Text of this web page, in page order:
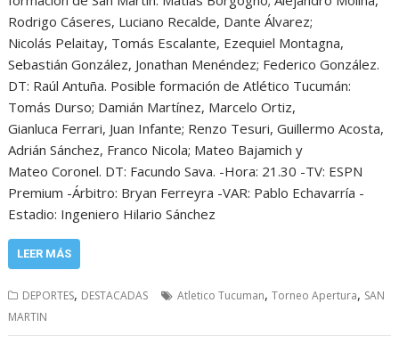
Rodrigo Cáseres, Luciano Recalde, Dante Álvarez;
Nicolás Pelaitay, Tomás Escalante, Ezequiel Montagna,
Sebastián González, Jonathan Menéndez; Federico González.
DT: Raúl Antuña. Posible formación de Atlético Tucumán:
Tomás Durso; Damián Martínez, Marcelo Ortiz,
Gianluca Ferrari, Juan Infante; Renzo Tesuri, Guillermo Acosta,
Adrián Sánchez, Franco Nicola; Mateo Bajamich y
Mateo Coronel. DT: Facundo Sava. -Hora: 21.30 -TV: ESPN
Premium -Árbitro: Bryan Ferreyra -VAR: Pablo Echavarría -
Estadio: Ingeniero Hilario Sánchez
LEER MÁS
DEPORTES, DESTACADAS Atletico Tucuman,Torneo Apertura, SAN
MARTIN